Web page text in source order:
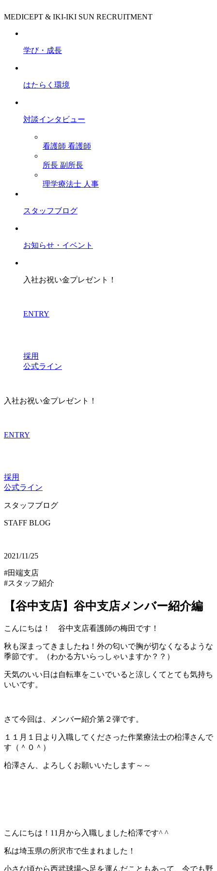
MEDICEPT & IKI-IKI SUN RECRUITMENT
学び・成長
はたらく環境
対談インタビュー
看護師 看護師
所長 副所長
理学療法士 人事
スタッフブログ
お知らせ・イベント
入社お祝い金プレゼント！
ENTRY
採用
公式ライン
入社お祝い金プレゼント！
ENTRY
採用
公式ライン
スタッフブログ
STAFF BLOG
2021/11/25
#田端支店
#スタッフ紹介
【谷中支店】谷中支店メンバー紹介編
こんにちは！ 谷中支店看護師の梅田です！
秋も深まってきましたね！外の匂いで胸が切なくなるような
季節です。（わかる方いらっしゃいますか？？）
天気のいい日は自転車をこいでいると涼しくてとても気持ち
いいです。
さて今回は、メンバー紹介第２弾です。
１１月１日より入職してくださった作業療法士の柗澤さんで
す（＾０＾）
柗澤さん、よろしくお願いいたします～～
こんにちは！11月から入職しました柗澤です^ ^
私は埼玉県の所沢市で生まれました！
小さな頃から西武球場へ足を運んだこともあって、今でも野